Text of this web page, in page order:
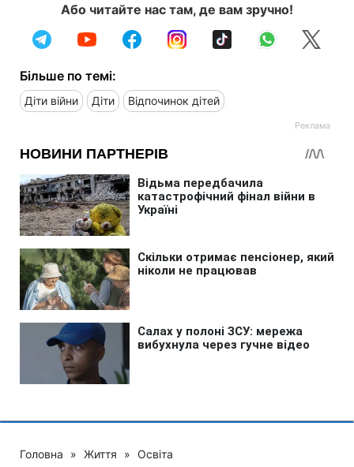
Або читайте нас там, де вам зручно!
Більше по темі:
Діти війни Діти Відпочинок дітей
Головна » Життя » Освіта